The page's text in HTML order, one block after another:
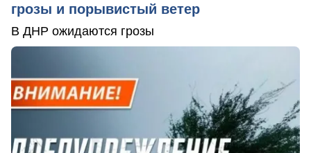
грозы и порывистый ветер
В ДНР ожидаются грозы